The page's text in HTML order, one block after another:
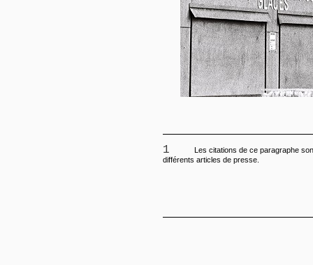
1
Les citations de ce paragraphe
différents articles de presse.